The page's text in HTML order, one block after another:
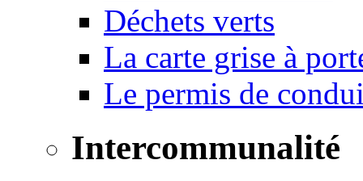
Déchets verts
La carte grise à
Le permis de
Intercommunalité